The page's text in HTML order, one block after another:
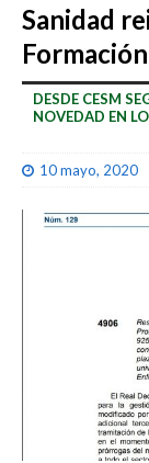
Sanidad
DESDE CESM
NOVEDAD EN
10 mayo, 2020